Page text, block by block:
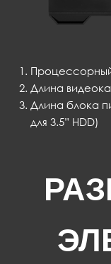
Длина
Длина блока
для 3.5” HDD)